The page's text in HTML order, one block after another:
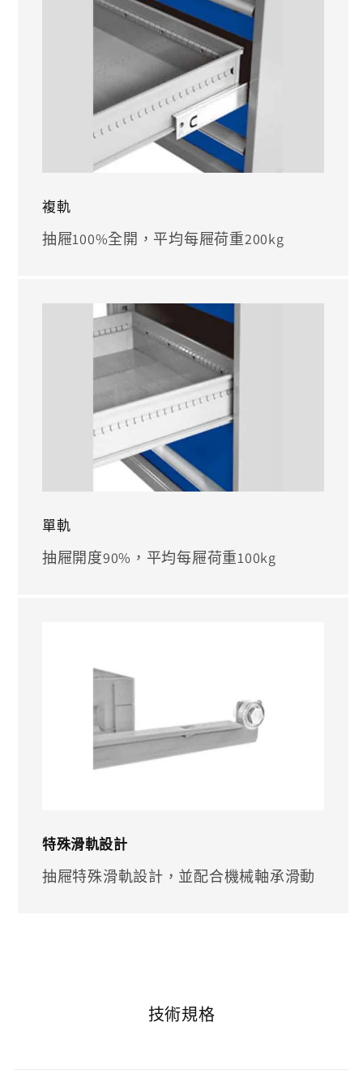
複軌
抽屜100%全開，平均每屜荷重200kg
單軌
抽屜開度90%，平均每屜荷重100kg
特殊滑軌設計
抽屜特殊滑軌設計，並配合機械軸承滑動
技術規格